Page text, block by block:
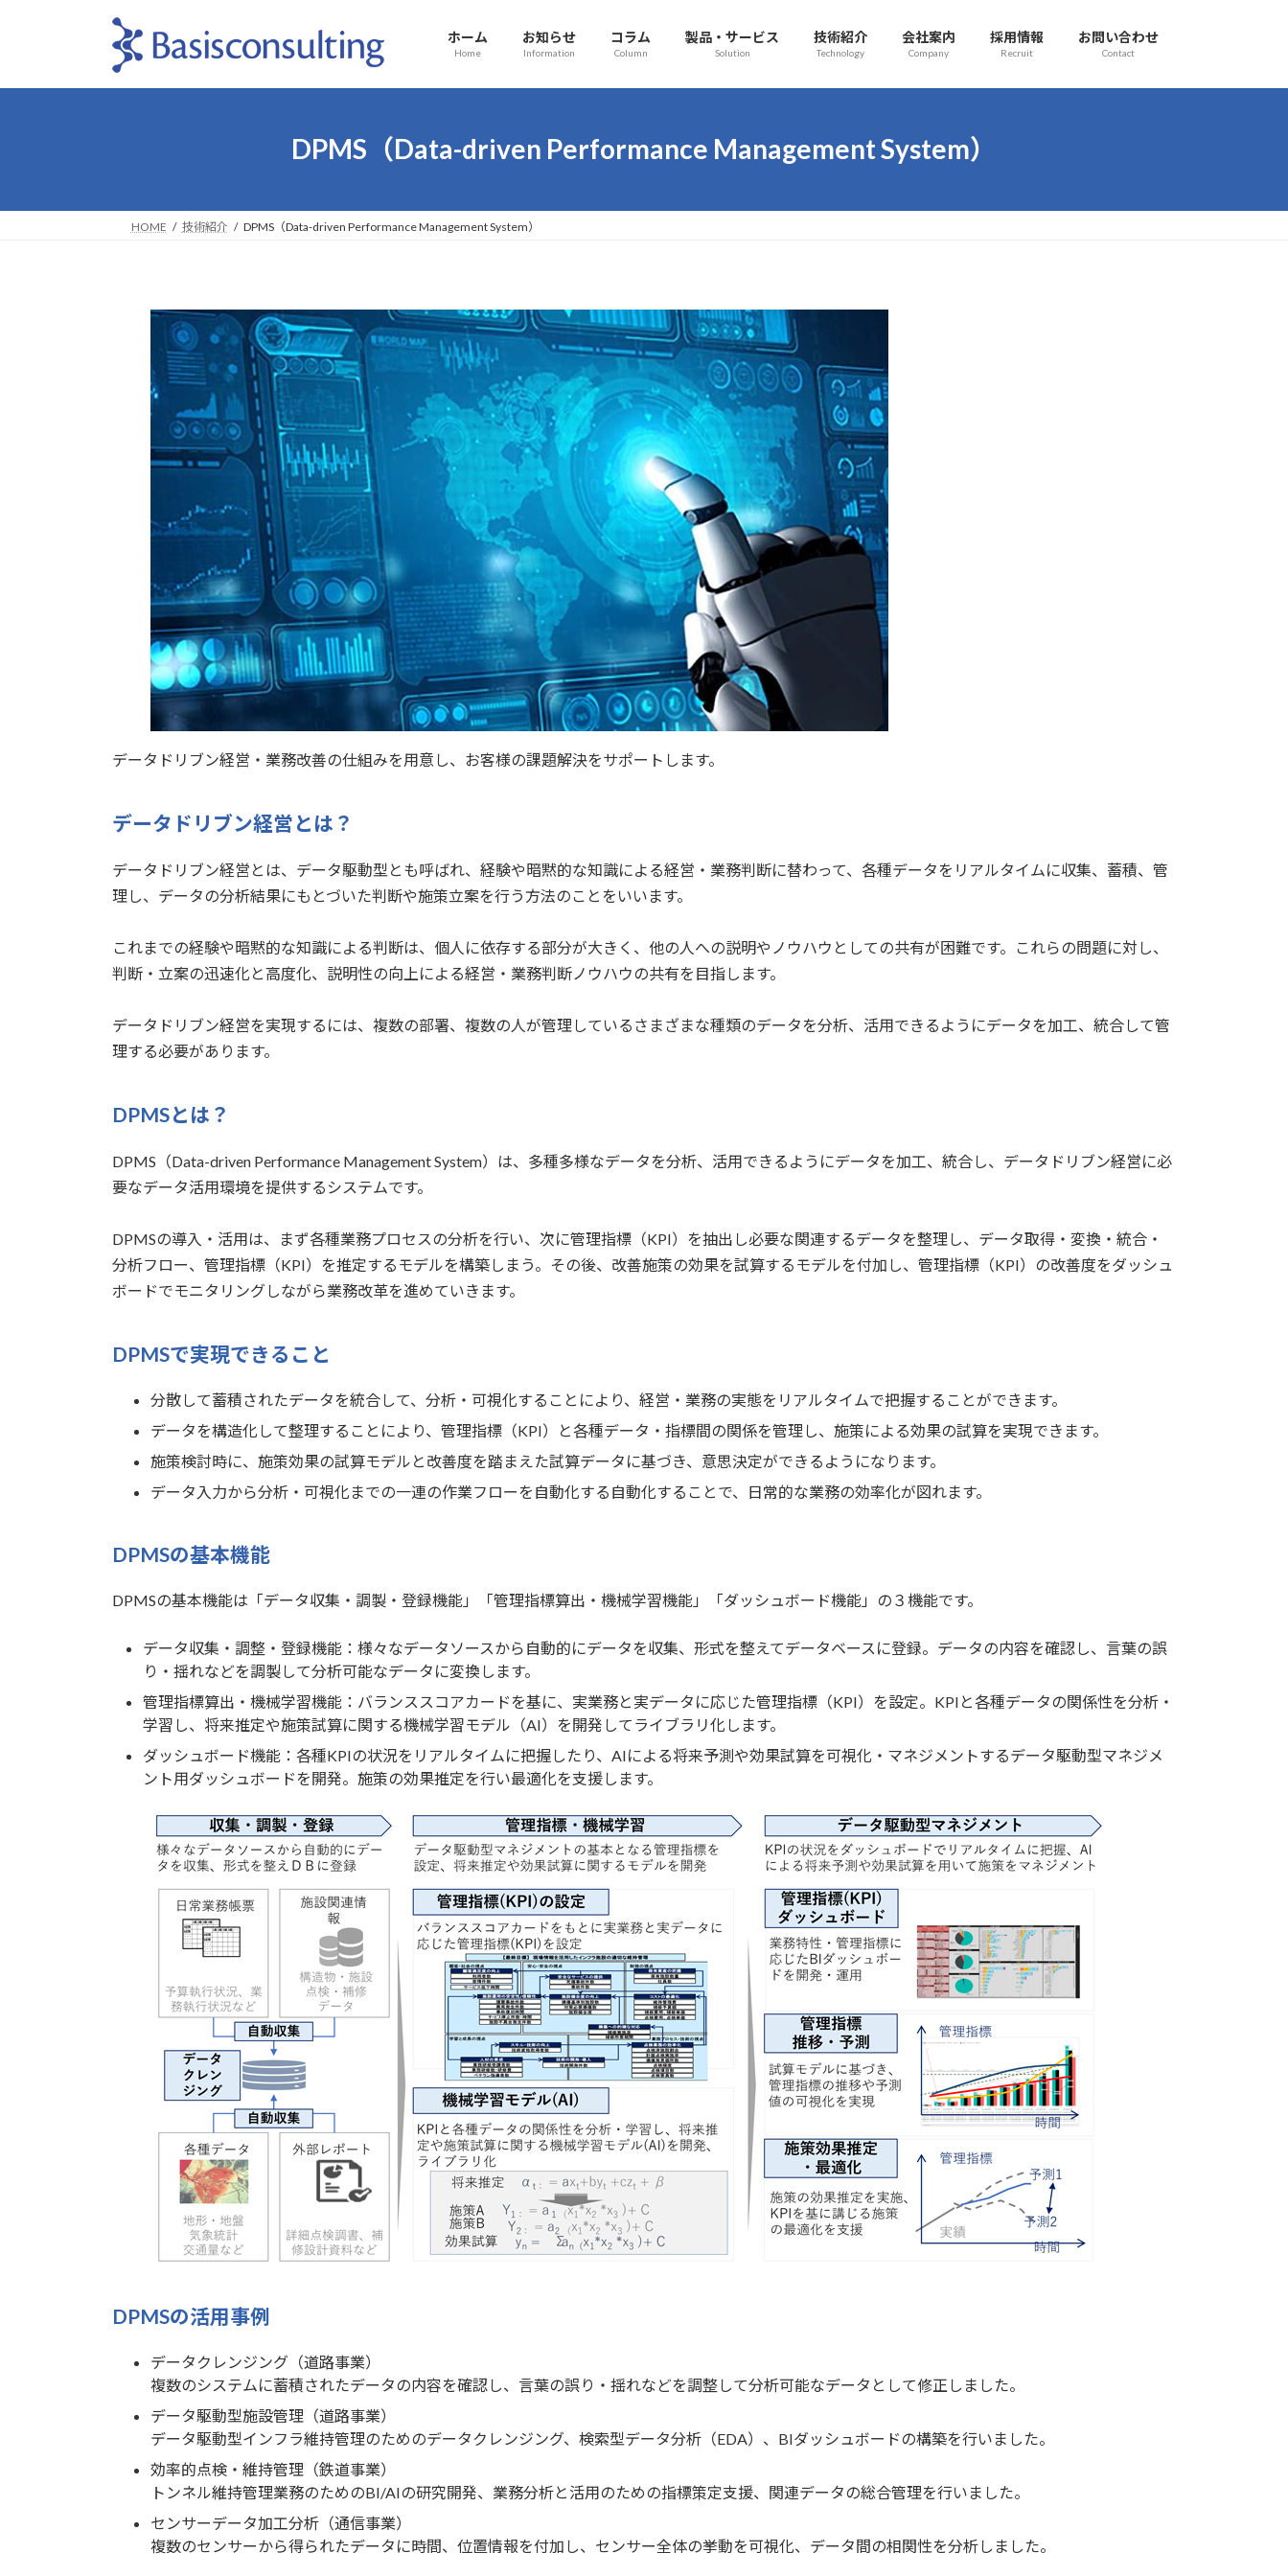
ホーム
Home
お知らせ
Information
コラム
Column
製品・サービス
Solution
技術紹介
Technology
会社案内
Company
採用情報
Recruit
お問い合わせ
Contact
DPMS（Data-driven Performance Management System）
HOME 技術紹介 DPMS（Data-driven Performance Management System）
データドリブン経営・業務改善の仕組みを用意し、お客様の課題解決をサポートします。
データドリブン経営とは？
データドリブン経営とは、データ駆動型とも呼ばれ、経験や暗黙的な知識による経営・業務判断に替わって、各種データをリアルタイムに収集、蓄積、管
理し、データの分析結果にもとづいた判断や施策立案を行う方法のことをいいます。
これまでの経験や暗黙的な知識による判断は、個人に依存する部分が大きく、他の人への説明やノウハウとしての共有が困難です。これらの問題に対し、
判断・立案の迅速化と高度化、説明性の向上による経営・業務判断ノウハウの共有を目指します。
データドリブン経営を実現するには、複数の部署、複数の人が管理しているさまざまな種類のデータを分析、活用できるようにデータを加工、統合して管
理する必要があります。
DPMSとは？
DPMS（Data-driven Performance Management System）は、多種多様なデータを分析、活用できるようにデータを加工、統合し、データドリブン経営に必
要なデータ活用環境を提供するシステムです。
DPMSの導入・活用は、まず各種業務プロセスの分析を行い、次に管理指標（KPI）を抽出し必要な関連するデータを整理し、データ取得・変換・統合・
分析フロー、管理指標（KPI）を推定するモデルを構築しまう。その後、改善施策の効果を試算するモデルを付加し、管理指標（KPI）の改善度をダッシュ
ボードでモニタリングしながら業務改革を進めていきます。
DPMSで実現できること
分散して蓄積されたデータを統合して、分析・可視化することにより、経営・業務の実態をリアルタイムで把握することができます。
データを構造化して整理することにより、管理指標（KPI）と各種データ・指標間の関係を管理し、施策による効果の試算を実現できます。
施策検討時に、施策効果の試算モデルと改善度を踏まえた試算データに基づき、意思決定ができるようになります。
データ入力から分析・可視化までの一連の作業フローを自動化する自動化することで、日常的な業務の効率化が図れます。
DPMSの基本機能
DPMSの基本機能は「データ収集・調製・登録機能」「管理指標算出・機械学習機能」「ダッシュボード機能」の３機能です。
データ収集・調整・登録機能：様々なデータソースから自動的にデータを収集、形式を整えてデータベースに登録。データの内容を確認し、言葉の誤
り・揺れなどを調製して分析可能なデータに変換します。
管理指標算出・機械学習機能：バランススコアカードを基に、実業務と実データに応じた管理指標（KPI）を設定。KPIと各種データの関係性を分析・
学習し、将来推定や施策試算に関する機械学習モデル（AI）を開発してライブラリ化します。
ダッシュボード機能：各種KPIの状況をリアルタイムに把握したり、AIによる将来予測や効果試算を可視化・マネジメントするデータ駆動型マネジメ
ント用ダッシュボードを開発。施策の効果推定を行い最適化を支援します。
DPMSの活用事例
データクレンジング（道路事業）
複数のシステムに蓄積されたデータの内容を確認し、言葉の誤り・揺れなどを調整して分析可能なデータとして修正しました。
データ駆動型施設管理（道路事業）
データ駆動型インフラ維持管理のためのデータクレンジング、検索型データ分析（EDA）、BIダッシュボードの構築を行いました。
効率的点検・維持管理（鉄道事業）
トンネル維持管理業務のためのBI/AIの研究開発、業務分析と活用のための指標策定支援、関連データの総合管理を行いました。
センサーデータ加工分析（通信事業）
複数のセンサーから得られたデータに時間、位置情報を付加し、センサー全体の挙動を可視化、データ間の相関性を分析しました。